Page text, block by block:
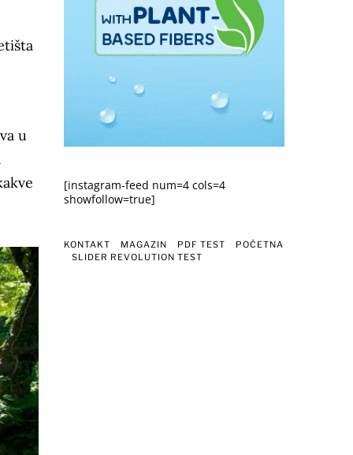
u
[instagram-feed num=4 cols=4
showfollow=true]
KONTAKT MAGAZIN PDF TEST
POČETNA
SLIDER REVOLUTION TEST